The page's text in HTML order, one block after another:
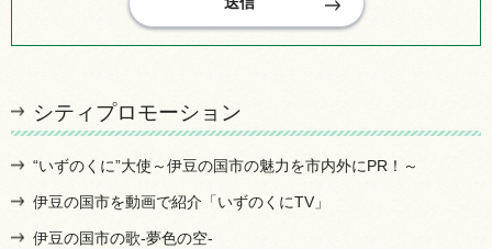
シティプロモーション
“いずのくに”大使～伊豆の国市の魅力を市内外にPR！～
伊豆の国市を動画で紹介「いずのくにTV」
伊豆の国市の歌-夢色の空-